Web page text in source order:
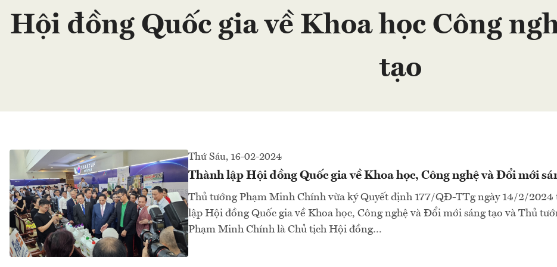
Hội đồng Quốc gia về Khoa học Công
tạo
Thứ Sáu, 16-02-2024
Thành lập Hội đồng Quốc gia về Khoa học, Công nghệ và Đổi mới
Thủ tướng Phạm Minh Chính vừa ký Quyết định 177/QĐ-TTg ngày 14/2/2024
lập Hội đồng Quốc gia về Khoa học, Công nghệ và Đổi mới sáng tạo và Thủ
Phạm Minh Chính là Chủ tịch Hội đồng…